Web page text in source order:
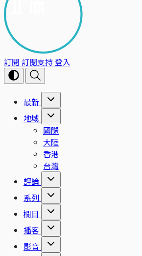
訂閱 訂閱支持登入
最新
地域
國際
大陸
香港
台灣
評論
系列
欄目
播客
影音